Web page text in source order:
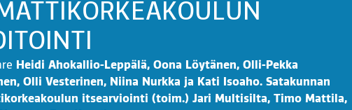
Heidi Ahokallio-Leppälä, Oona Löytänen, Olli-Pekka
Olli Vesterinen, Niina Nurkka ja Kati Isoaho. Satakunnan
itsearviointi (toim.) Jari Multisilta, Timo Mattila,